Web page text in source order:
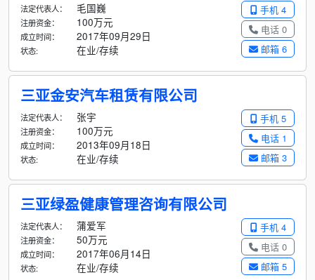
手机 4
电话 0
邮箱 6
法定代表人： 毛国巍
注册资金： 100万元
成立时间： 2017年09月29日
状态: 在业/存续
三亚金安汽车租赁有限公司
手机 5
电话 1
邮箱 3
法定代表人： 张宇
注册资金： 100万元
成立时间： 2013年09月18日
状态: 在业/存续
三亚绿盈健康管理咨询有限公司
手机 4
电话 0
邮箱 5
法定代表人： 蒲爱军
注册资金： 50万元
成立时间： 2017年06月14日
状态: 在业/存续